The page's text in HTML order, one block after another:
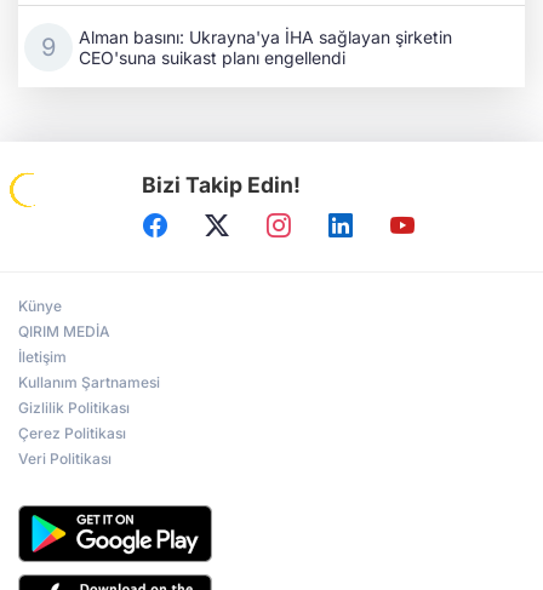
Alman basını: Ukrayna'ya İHA sağlayan şirketin
CEO'suna suikast planı engellendi
Bizi Takip Edin!
Künye
QIRIM MEDİA
İletişim
Kullanım Şartnamesi
Gizlilik Politikası
Çerez Politikası
Veri Politikası